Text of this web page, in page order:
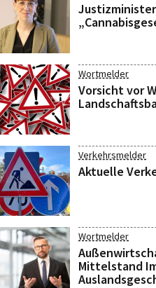
Wortmelder
Vorsicht vor
Verkehrsmelder
Aktuelle
Wortmelder
Mittelstand